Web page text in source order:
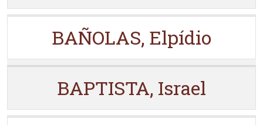
BAÑOLAS, Elpídio
BAPTISTA, Israel